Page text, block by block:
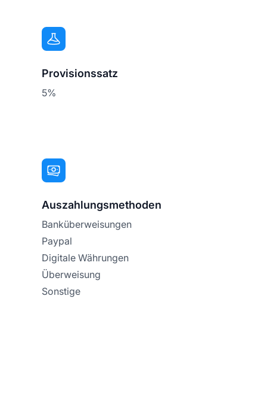
Provisionssatz
5%
Auszahlungsmethoden
Banküberweisungen
Paypal
Digitale Währungen
Überweisung
Sonstige